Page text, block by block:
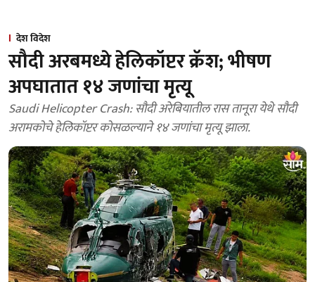
देश विदेश
सौदी अरबमध्ये हेलिकॉप्टर क्रॅश; भीषण
अपघातात १४ जणांचा मृत्यू
Saudi Helicopter Crash: सौदी अरेबियातील रास तानूरा येथे सौदी
अरामकोचे हेलिकॉप्टर कोसळल्याने १४ जणांचा मृत्यू झाला.